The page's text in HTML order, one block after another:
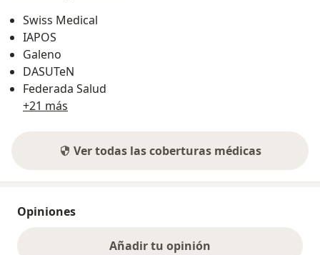
Swiss Medical
IAPOS
Galeno
DASUTeN
Federada Salud
+21 más
Ver todas las coberturas médicas
Opiniones
Añadir tu opinión